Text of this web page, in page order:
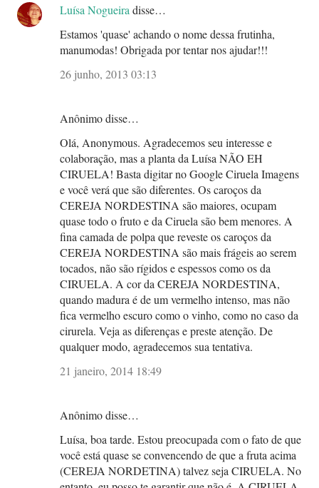
Luísa Nogueiradisse…
Estamos 'quase' achando o nome dessa frutinha,
manumodas! Obrigada por tentar nos ajudar!!!
26 junho, 2013 03:13
Anônimo disse…
Olá, Anonymous. Agradecemos seu interesse e
colaboração, mas a planta da Luísa NÃO EH
CIRUELA! Basta digitar no Google Ciruela Imagens
e você verá que são diferentes. Os caroços da
CEREJA NORDESTINA são maiores, ocupam
quase todo o fruto e da Ciruela são bem menores. A
fina camada de polpa que reveste os caroços da
CEREJA NORDESTINA são mais frágeis ao serem
tocados, não são rígidos e espessos como os da
CIRUELA. A cor da CEREJA NORDESTINA,
quando madura é de um vermelho intenso, mas não
fica vermelho escuro como o vinho, como no caso da
cirurela. Veja as diferenças e preste atenção. De
qualquer modo, agradecemos sua tentativa.
21 janeiro, 2014 18:49
Anônimo disse…
Luísa, boa tarde. Estou preocupada com o fato de que
você está quase se convencendo de que a fruta acima
(CEREJA NORDETINA) talvez seja CIRUELA. No